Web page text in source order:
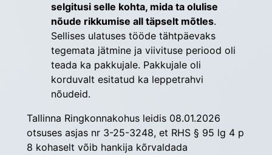
selgitusi selle kohta, mida ta olulise
nõude rikkumise all täpselt mõtles.
Sellises ulatuses tööde tähtpäevaks
tegemata jätmine ja viivituse periood oli
teada ka pakkujale. Pakkujale oli
korduvalt esitatud ka leppetrahvi
nõudeid.
Tallinna Ringkonnakohus leidis 08.01.2026
otsuses asjas nr 3-25-3248, et RHS § 95 lg 4 p
8 kohaselt võib hankija kõrvaldada